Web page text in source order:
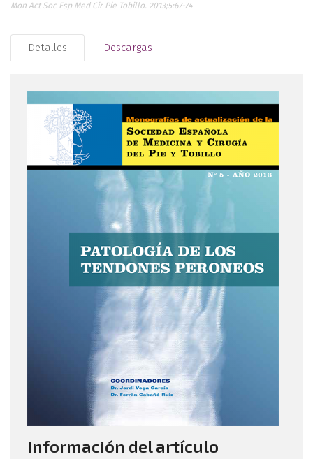
Mon Act Soc Esp Med Cir Pie Tobillo. 2013;5:67-74
Detalles Descargas
Información del artículo